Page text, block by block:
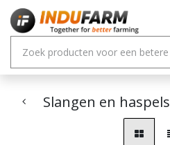
Overslaan naar inhoud
Slangen en haspels